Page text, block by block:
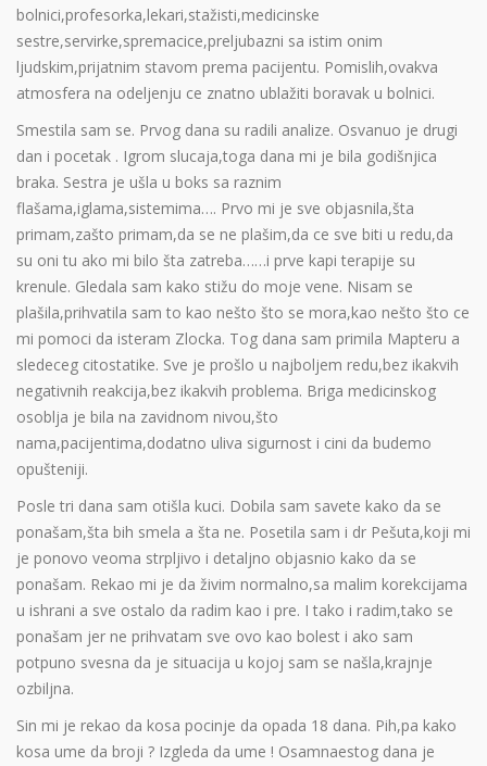
bolnici,profesorka,lekari,stažisti,medicinske
sestre,servirke,spremacice,preljubazni sa istim onim
ljudskim,prijatnim stavom prema pacijentu. Pomislih,ovakva
atmosfera na odeljenju ce znatno ublažiti boravak u bolnici.
Smestila sam se. Prvog dana su radili analize. Osvanuo je drugi
dan i pocetak . Igrom slucaja,toga dana mi je bila godišnjica
braka. Sestra je ušla u boks sa raznim
flašama,iglama,sistemima…. Prvo mi je sve objasnila,šta
primam,zašto primam,da se ne plašim,da ce sve biti u redu,da
su oni tu ako mi bilo šta zatreba……i prve kapi terapije su
krenule. Gledala sam kako stižu do moje vene. Nisam se
plašila,prihvatila sam to kao nešto što se mora,kao nešto što ce
mi pomoci da isteram Zlocka. Tog dana sam primila Mapteru a
sledeceg citostatike. Sve je prošlo u najboljem redu,bez ikakvih
negativnih reakcija,bez ikakvih problema. Briga medicinskog
osoblja je bila na zavidnom nivou,što
nama,pacijentima,dodatno uliva sigurnost i cini da budemo
opušteniji.
Posle tri dana sam otišla kuci. Dobila sam savete kako da se
ponašam,šta bih smela a šta ne. Posetila sam i dr Pešuta,koji mi
je ponovo veoma strpljivo i detaljno objasnio kako da se
ponašam. Rekao mi je da živim normalno,sa malim korekcijama
u ishrani a sve ostalo da radim kao i pre. I tako i radim,tako se
ponašam jer ne prihvatam sve ovo kao bolest i ako sam
potpuno svesna da je situacija u kojoj sam se našla,krajnje
ozbiljna.
Sin mi je rekao da kosa pocinje da opada 18 dana. Pih,pa kako
kosa ume da broji ? Izgleda da ume ! Osamnaestog dana je